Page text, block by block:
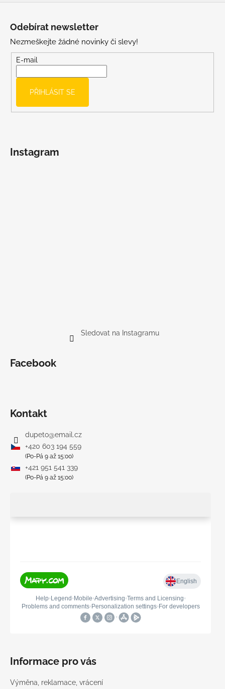
Odebírat newsletter
Nezmeškejte žádné novinky či slevy!
E-mail
PŘIHLÁSIT SE
Instagram
Sledovat na Instagramu
Facebook
Kontakt
dupeto@email.cz
+420 603 194 559
(Po-Pá 9 až 15:00)
+421 951 541 339
(Po-Pá 9 až 15:00)
Informace pro vás
Výměna, reklamace, vrácení